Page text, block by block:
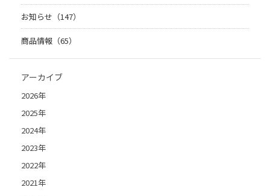
お知らせ（147）
商品情報（65）
アーカイブ
2026年
2025年
2024年
2023年
2022年
2021年